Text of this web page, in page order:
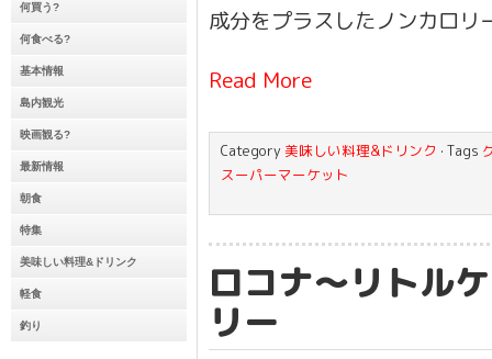
何買う?
何食べる?
基本情報
島内観光
映画観る?
最新情報
朝食
特集
美味しい料理&ドリンク
軽食
釣り
成分をプラスしたノンカロ
Read More
Category 美味しい料理&ドリンク · Tags
スーパーマーケット
ロコナ〜リトル
リー